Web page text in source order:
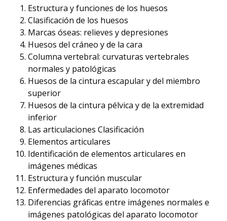
Estructura y funciones de los huesos
Clasificación de los huesos
Marcas óseas: relieves y depresiones
Huesos del cráneo y de la cara
Columna vertebral: curvaturas vertebrales
normales y patológicas
Huesos de la cintura escapular y del miembro
superior
Huesos de la cintura pélvica y de la extremidad
inferior
Las articulaciones Clasificación
Elementos articulares
Identificación de elementos articulares en
imágenes médicas
Estructura y función muscular
Enfermedades del aparato locomotor
Diferencias gráficas entre imágenes normales e
imágenes patológicas del aparato locomotor